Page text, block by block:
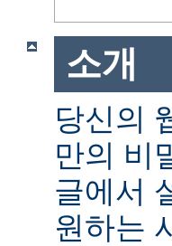
소개
당신의
만의 비
글에서
원하는